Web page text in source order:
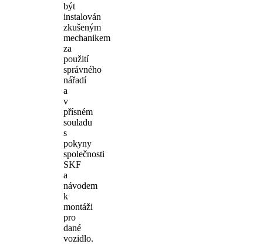
být
instalován
zkušeným
mechanikem
za
použití
správného
nářadí
a
v
přísném
souladu
s
pokyny
společnosti
SKF
a
návodem
k
montáži
pro
dané
vozidlo.